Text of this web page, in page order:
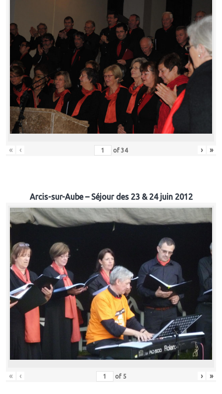
« ‹ of 34 › »
Arcis-sur-Aube – Séjour des 23 & 24 juin 2012
« ‹ of 5 › »